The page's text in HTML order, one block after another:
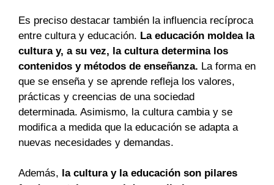
Es preciso destacar también la influencia recíproca
entre cultura y educación. La educación moldea la
cultura y, a su vez, la cultura determina los
contenidos y métodos de enseñanza. La forma en
que se enseña y se aprende refleja los valores,
prácticas y creencias de una sociedad
determinada. Asimismo, la cultura cambia y se
modifica a medida que la educación se adapta a
nuevas necesidades y demandas.
Además, la cultura y la educación son pilares